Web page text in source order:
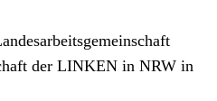
der LINKEN in NRW in